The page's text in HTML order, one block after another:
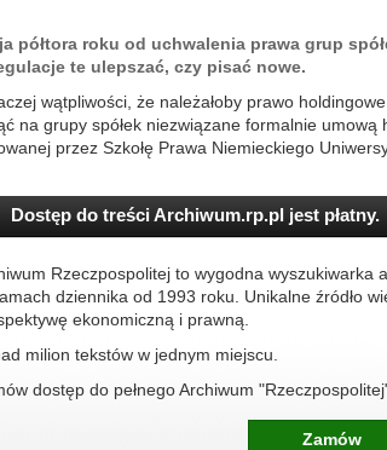
półtora roku od uchwalenia prawa grup
te ulepszać, czy pisać nowe.
wątpliwości, że należałoby prawo
na grupy spółek niezwiązane formalnie
przez Szkołę Prawa Niemieckiego
Dostęp do treści Archiwum.rp.pl jest płatny.
Rzeczpospolitej to wygodna wyszukiwarka
dziennika od 1993 roku. Unikalne źródło
ekonomiczną i prawną.
milion tekstów w jednym miejscu.
dostęp do pełnego Archiwum
Zamów